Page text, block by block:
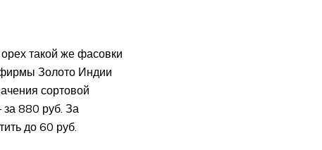
такой же фасовки
Золото Индии
сортовой
880 руб. За
до 60 руб.